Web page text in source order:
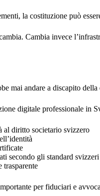
la costituzione può
Cambia invece
mai andare a discapito della
digitale professionale in
al diritto societario svizzero
secondo gli standard svizzeri
trasparente
per fiduciari e